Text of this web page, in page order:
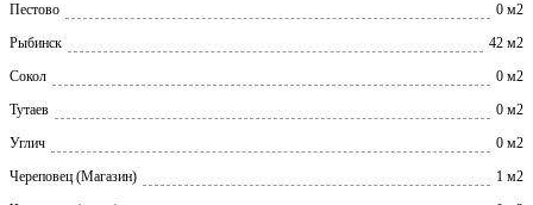
Пестово
0 м2
Рыбинск
42 м2
Сокол
0 м2
Тутаев
0 м2
Углич
0 м2
Череповец (Магазин)
1 м2